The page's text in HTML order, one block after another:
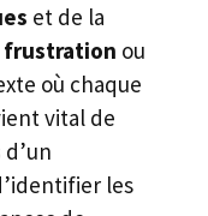
et de la
frustration ou
où chaque
vital de
d’un
les